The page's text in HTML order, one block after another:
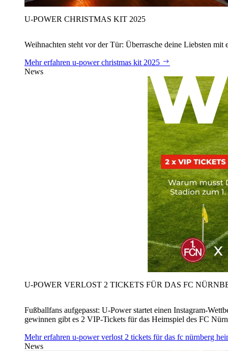
U‑POWER CHRISTMAS KIT 2025
Weihnachten steht vor der Tür: Überrasche deine Liebsten
Mehr erfahren u‑power christmas kit 2025
News
U‑POWER VERLOST 2 TICKETS FÜR DAS FC
Fußballfans aufgepasst: U‑Power startet einen Instagram-
gewinnen gibt es 2 VIP-Tickets für das Heimspiel des FC
Mehr erfahren u‑power verlost 2 tickets für das fc nürnberg
News